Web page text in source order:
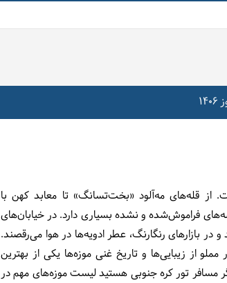
از قله‌های مه‌آلود «بخت‌تسانگ» تا معابد کهن با
فراموش‌شده و نشده بسیاری دارد. در خیابان‌های
بازارهای رنگارنگ، عطر ادویه‌ها در هوا می‌رقصند.
از زیبایی‌ها و تاریخ غنی موزه‌ها یکی از بهترین
مسافر تور کره جنوبی هستید لیست موزه‌های مهم در